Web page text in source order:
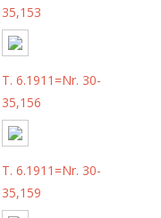
35,153
T. 6.1911=Nr. 30-
35,156
T. 6.1911=Nr. 30-
35,159